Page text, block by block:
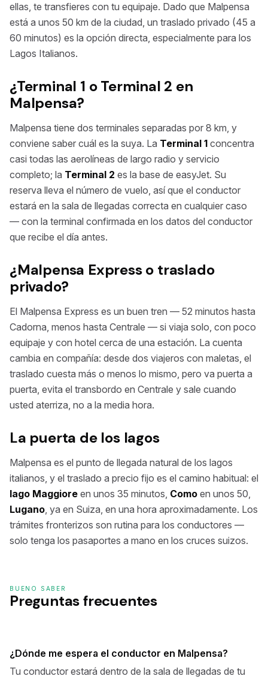
ellas, te transfieres con tu equipaje. Dado que Malpensa
está a unos 50 km de la ciudad, un traslado privado (45 a
60 minutos) es la opción directa, especialmente para los
Lagos Italianos.
¿Terminal 1 o Terminal 2 en
Malpensa?
Malpensa tiene dos terminales separadas por 8 km, y
conviene saber cuál es la suya. La Terminal 1 concentra
casi todas las aerolíneas de largo radio y servicio
completo; la Terminal 2 es la base de easyJet. Su
reserva lleva el número de vuelo, así que el conductor
estará en la sala de llegadas correcta en cualquier caso
— con la terminal confirmada en los datos del conductor
que recibe el día antes.
¿Malpensa Express o traslado
privado?
El Malpensa Express es un buen tren — 52 minutos hasta
Cadorna, menos hasta Centrale — si viaja solo, con poco
equipaje y con hotel cerca de una estación. La cuenta
cambia en compañía: desde dos viajeros con maletas, el
traslado cuesta más o menos lo mismo, pero va puerta a
puerta, evita el transbordo en Centrale y sale cuando
usted aterriza, no a la media hora.
La puerta de los lagos
Malpensa es el punto de llegada natural de los lagos
italianos, y el traslado a precio fijo es el camino habitual: el
lago Maggiore en unos 35 minutos, Como en unos 50,
Lugano, ya en Suiza, en una hora aproximadamente. Los
trámites fronterizos son rutina para los conductores —
solo tenga los pasaportes a mano en los cruces suizos.
BUENO SABER
Preguntas frecuentes
¿Dónde me espera el conductor en Malpensa?
Tu conductor estará dentro de la sala de llegadas de tu